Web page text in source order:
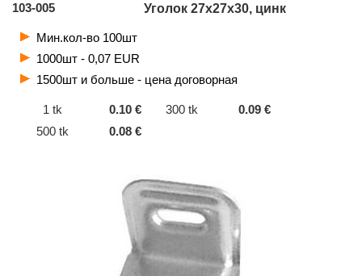
103-005
Уголок 27x27x30, цинк
Мин.кол-во 100шт
1000шт - 0,07 EUR
1500шт и больше - цена договорная
1 tk 0.10 € 300 tk
0.09 €
500 tk
0.08 €